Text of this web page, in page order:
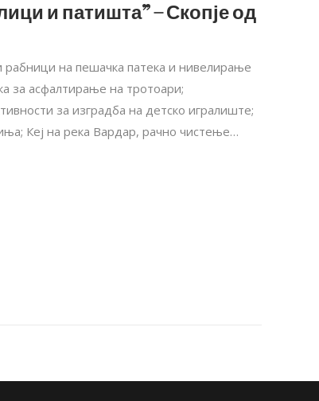
и патишта” – Скопје од
на пешачка патека и нивелирање
за асфалтирање на тротоари;
за изградба на детско игралиште;
Кеј на река Вардар, рачно чистење…